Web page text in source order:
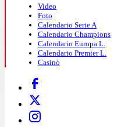
Video
Foto
Calendario Serie A
Calendario Champions
Calendario Europa L.
Calendario Premier L.
Casinò